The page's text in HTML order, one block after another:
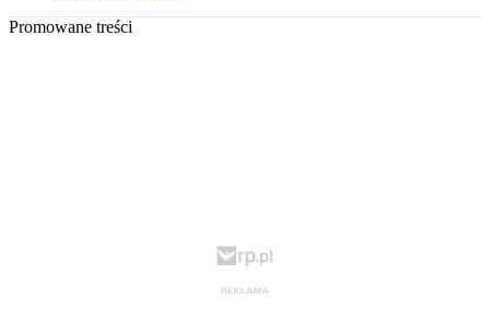
Promowane treści